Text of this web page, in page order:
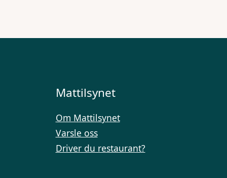
Mattilsynet
Om Mattilsynet
Varsle oss
Driver du restaurant?